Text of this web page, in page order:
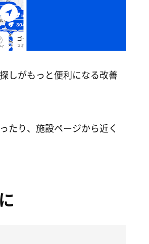
しがもっと便利になる改善
たり、施設ページから近く